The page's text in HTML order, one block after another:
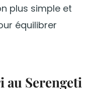
plus simple et
équilibrer
au Serengeti